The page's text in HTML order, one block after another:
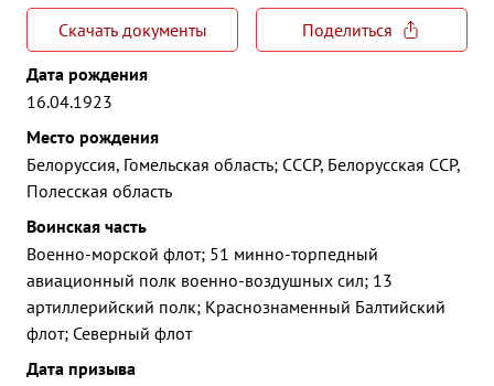
Скачать документы
Поделиться
Дата рождения
16.04.1923
Место рождения
Белоруссия, Гомельская область; СССР, Белорусская ССР,
Полесская область
Воинская часть
Военно-морской флот; 51 минно-торпедный
авиационный полк военно-воздушных сил; 13
артиллерийский полк; Краснознаменный Балтийский
флот; Северный флот
Дата призыва